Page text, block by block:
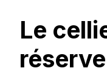
Le